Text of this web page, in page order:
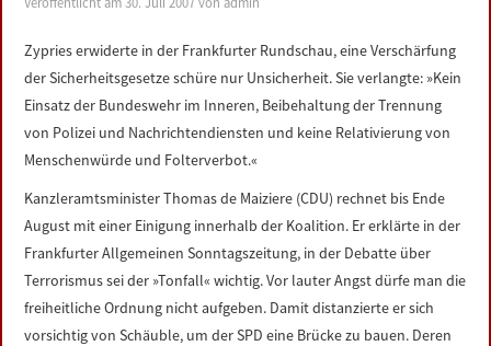
ZUR PERSON
LINKS
IMPRESSUM
Zypries erwiderte in der Frankfurter Rundschau, eine Verschärfung
der Sicherheitsgesetze schüre nur Unsicherheit. Sie verlangte: »Kein
Einsatz der Bundeswehr im Inneren, Beibehaltung der Trennung
von Polizei und Nachrichtendiensten und keine Relativierung von
Menschenwürde und Folterverbot.«
Kanzleramtsminister Thomas de Maiziere (CDU) rechnet bis Ende
August mit einer Einigung innerhalb der Koalition. Er erklärte in der
Frankfurter Allgemeinen Sonntagszeitung, in der Debatte über
Terrorismus sei der »Tonfall« wichtig. Vor lauter Angst dürfe man die
freiheitliche Ordnung nicht aufgeben. Damit distanzierte er sich
vorsichtig von Schäuble, um der SPD eine Brücke zu bauen. Deren